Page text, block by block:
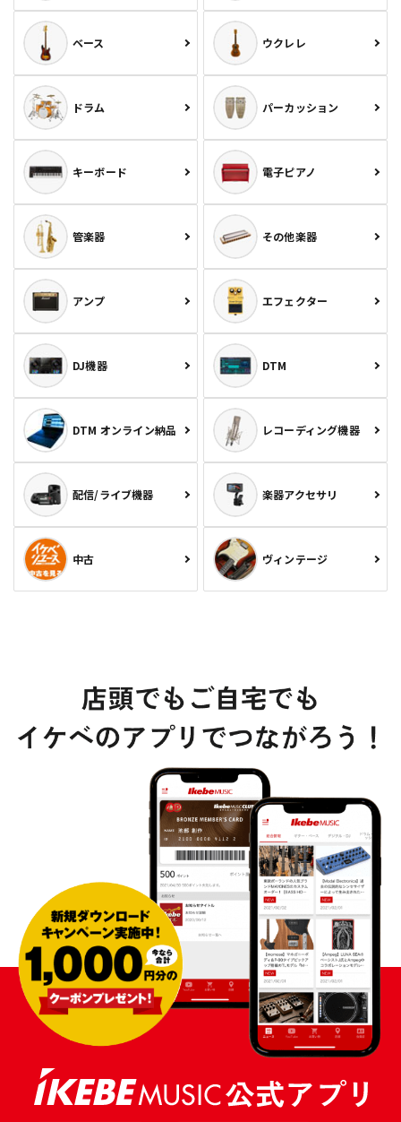
ベース ウクレレ
ドラム パーカッション
キーボード 電子ピアノ
管楽器 その他楽器
アンプ エフェクター
DJ機器 DTM
DTM オンライン納品 レコーディング機器
配信/ライブ機器 楽器アクセサリ
中古 ヴィンテージ